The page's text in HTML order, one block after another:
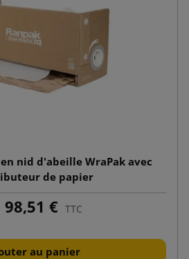
nid d'abeille WraPak avec
de papier
98,51 € TTC
au panier